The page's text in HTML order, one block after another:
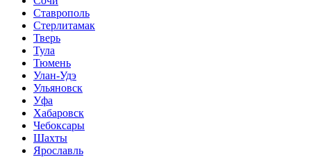
Ставрополь
Стерлитамак
Тверь
Тула
Тюмень
Улан-Удэ
Ульяновск
Уфа
Хабаровск
Чебоксары
Шахты
Ярославль